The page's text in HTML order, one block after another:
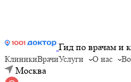
Гид по врачам и
КлиникиВрачиУслуги О нас
Москва